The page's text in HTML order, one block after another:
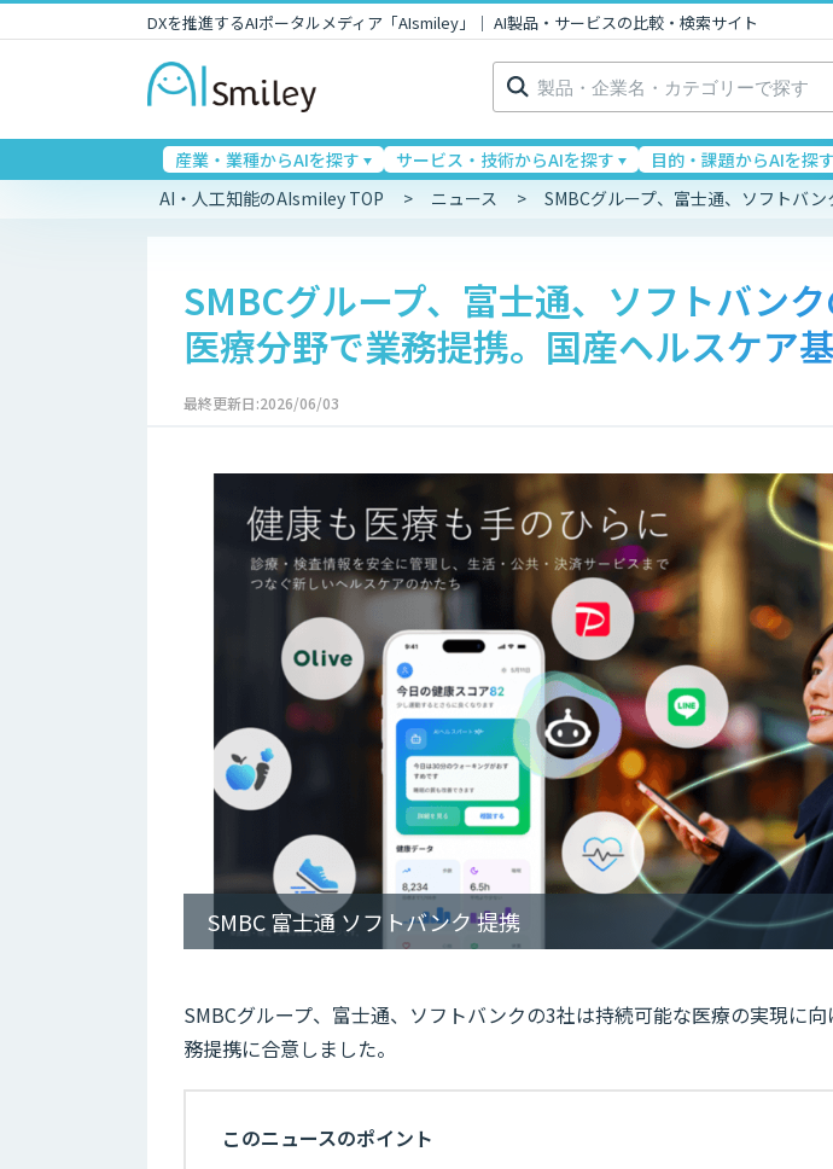
DXを推進するAIポータルメディア「AIsmiley」｜ AI製品・サービスの比較・検索サイト
検
索:
産業・業種からAIを探す サービス・技術からAIを探す 目的・課題からAIを探す
AI・人工知能のAIsmiley TOP ニュース SMBCグループ、富士通、ソフトバ
SMBCグループ、富士通、ソフトバン
医療分野で業務提携。国産ヘルスケア
最終更新日:2026/06/03
SMBC 富士通 ソフトバンク 提携
SMBCグループ、富士通、ソフトバンクの3社は持続可能な医療の実現に
務提携に合意しました。
このニュースのポイント